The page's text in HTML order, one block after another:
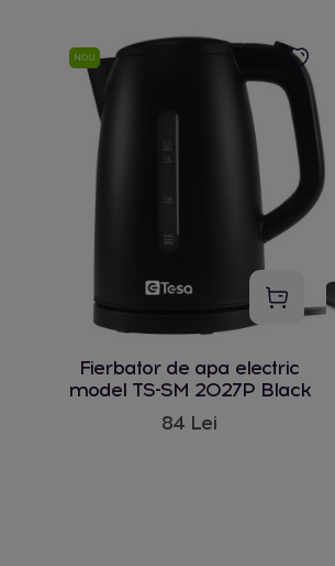
NOU
Fierbator de apa electric
model TS-SM 2027P Black
84 Lei